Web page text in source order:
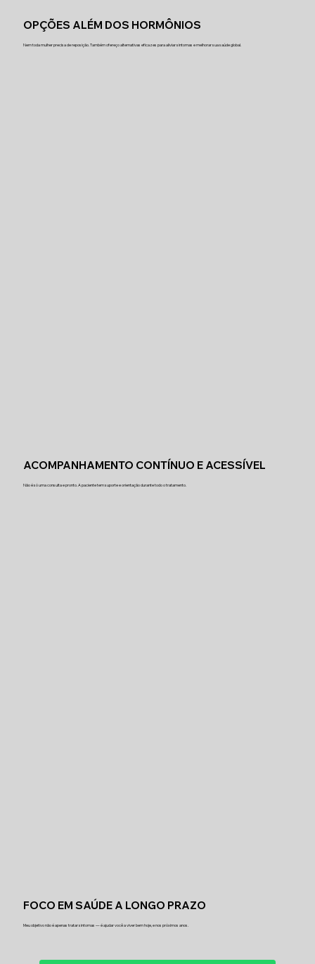
OPÇÕES ALÉM DOS HORMÔNIOS
Nem toda mulher precisa de reposição. Também ofereço alternativas eficazes para aliviar sintomas e melhorar sua saúde global.
ACOMPANHAMENTO CONTÍNUO E ACESSÍVEL
Não é só uma consulta e pronto. A paciente tem suporte e orientação durante todo o tratamento.
FOCO EM SAÚDE A LONGO PRAZO
Meu objetivo não é apenas tratar sintomas — é ajudar você a viver bem hoje, e nos próximos anos.